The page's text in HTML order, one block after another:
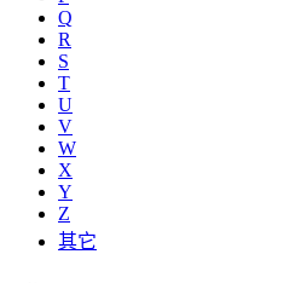
Q
R
S
T
U
V
W
X
Y
Z
其它